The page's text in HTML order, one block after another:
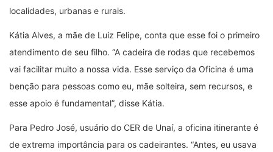
localidades, urbanas e rurais.
Kátia Alves, a mãe de Luiz Felipe, conta que esse foi o primeiro
atendimento de seu filho. “A cadeira de rodas que recebemos
vai facilitar muito a nossa vida. Esse serviço da Oficina é uma
benção para pessoas como eu, mãe solteira, sem recursos, e
esse apoio é fundamental”, disse Kátia.
Para Pedro José, usuário do CER de Unaí, a oficina itinerante é
de extrema importância para os cadeirantes. “Antes, eu usava